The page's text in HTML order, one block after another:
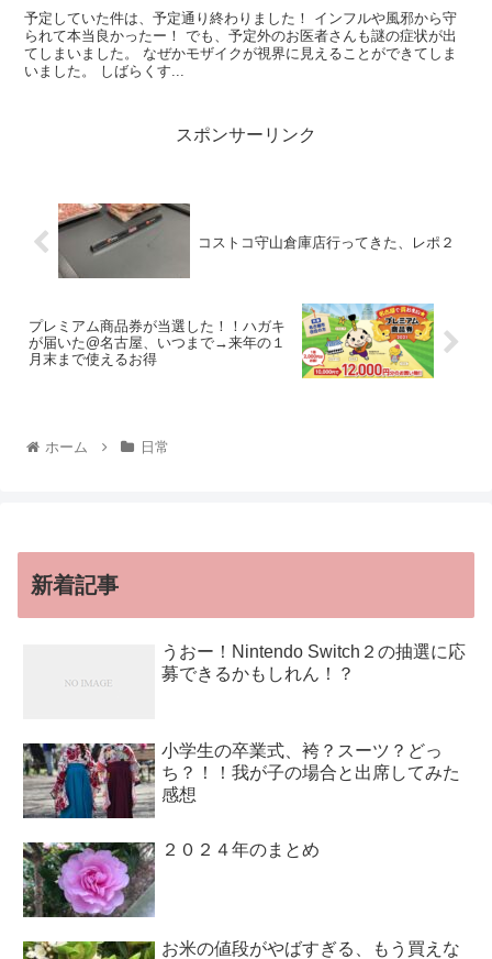
予定していた件は、予定通り終わりました！ インフルや風邪から守
られて本当良かったー！ でも、予定外のお医者さんも謎の症状が出
てしまいました。 なぜかモザイクが視界に見えることができてしま
いました。 しばらくす...
スポンサーリンク
コストコ守山倉庫店行ってきた、レポ２
プレミアム商品券が当選した！！ハガキ
が届いた@名古屋、いつまで→来年の１
月末まで使えるお得
ホーム 日常
新着記事
うおー！Nintendo Switch２の抽選に応
募できるかもしれん！？
小学生の卒業式、袴？スーツ？どっ
ち？！！我が子の場合と出席してみた
感想
２０２４年のまとめ
お米の値段がやばすぎる、もう買えな